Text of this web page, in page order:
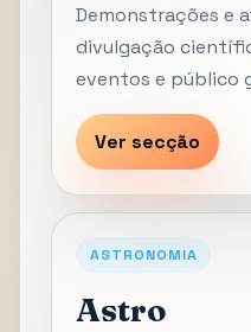
Demonstrações e
divulgação
eventos e público
Ver secção
ASTRONOMIA
Astro